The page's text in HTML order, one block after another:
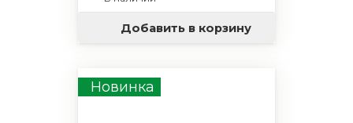
Добавить в корзину
Новинка